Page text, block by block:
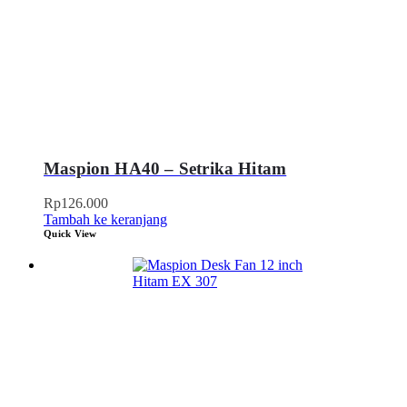
Maspion HA40 – Setrika Hitam
Rp126.000
Tambah ke keranjang
Quick View